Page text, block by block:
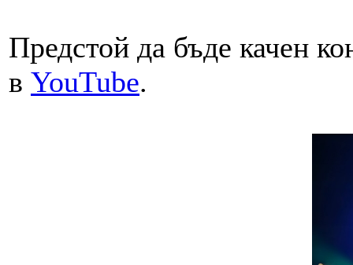
Предстой да бъде качен
в YouTube.